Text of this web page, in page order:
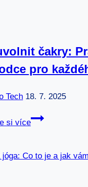
pohody
čakry:
pro
Tech 18. 7. 2025
si více
Jak
Praktický